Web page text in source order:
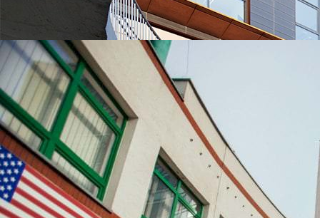
УНІВЕРСИТЕТИ, ЯКІНАЙЧАСТІШЕВИБИРАЮТЬ